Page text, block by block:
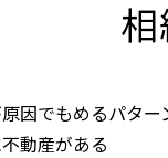
因でもめるパター
動産がある